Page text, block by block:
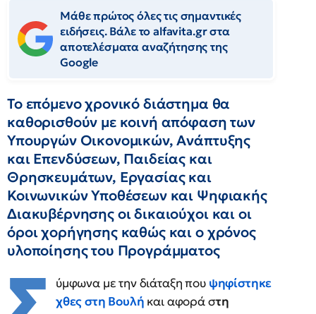
Μάθε πρώτος όλες τις σημαντικές
ειδήσεις. Βάλε το alfavita.gr στα
αποτελέσματα αναζήτησης της
Google
Το επόμενο χρονικό διάστημα θα
καθορισθούν με κοινή απόφαση των
Υπουργών Οικονομικών, Ανάπτυξης
και Επενδύσεων, Παιδείας και
Θρησκευμάτων, Εργασίας και
Κοινωνικών Υποθέσεων και Ψηφιακής
Διακυβέρνησης οι δικαιούχοι και οι
όροι χορήγησης καθώς και ο χρόνος
υλοποίησης του Προγράμματος
ύμφωνα με την διάταξη που ψηφίστηκε
χθες στη Βουλή και αφορά στη